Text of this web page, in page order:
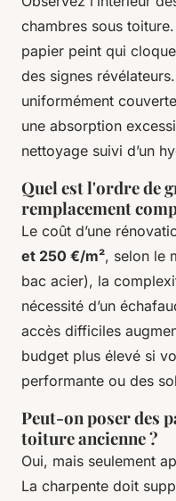
chambres sous
papier peint qui
des signes
uniformément
une absorption
nettoyage suivi d’un
Quel est l'ordre de
remplacement
Le coût d’une
et 250 €/m², selon le
bac acier), la
nécessité d’un
accès difficiles
budget plus élevé si
performante ou des
Peut-on poser des
toiture ancienne ?
Oui, mais seulement
La charpente doit